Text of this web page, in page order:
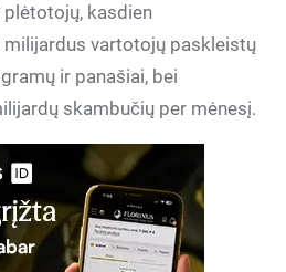
kasdien
milijardus vartotojų paskleistų
ir panašiai, bei
skambučių per mėnesį.